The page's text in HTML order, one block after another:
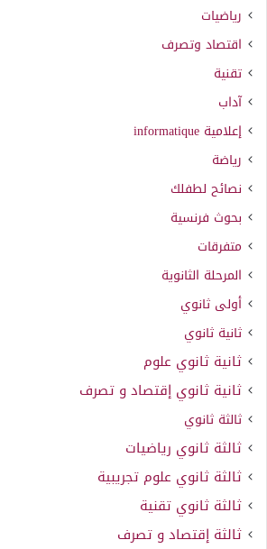
رياضيات
اقتصاد وتصرف
تقنية
آداب
إعلامية informatique
رياضة
نصائح لطفلك
بحوث فرنسية
متفرقات
المرحلة الثانوية
أولى ثانوي
ثانية ثانوي
ثانية ثانوي علوم
ثانية ثانوي إقتصاد و تصرف
ثالثة ثانوي
ثالثة ثانوي رياضيات
ثالثة ثانوي علوم تجريبية
ثالثة ثانوي تقنية
ثالثة إقتصاد و تصرف